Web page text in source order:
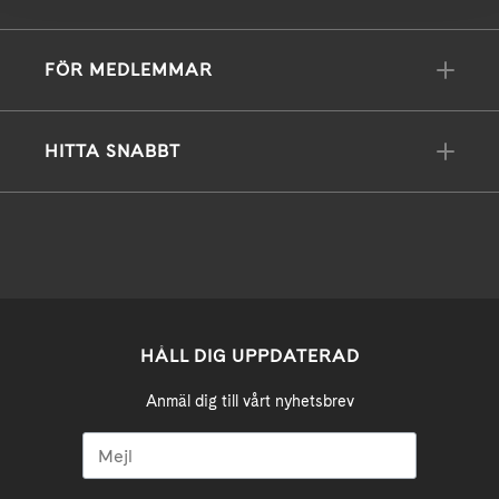
FÖR MEDLEMMAR
HITTA SNABBT
HÅLL DIG UPPDATERAD
Anmäl dig till vårt nyhetsbrev